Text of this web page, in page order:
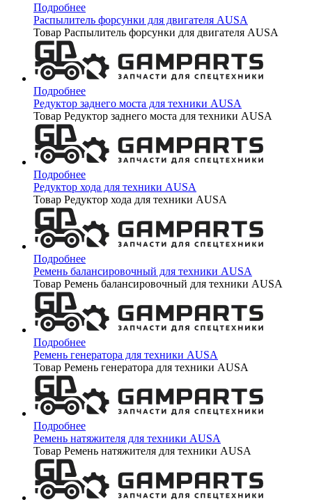
Подробнее
Распылитель форсунки для двигателя AUSA
Товар Распылитель форсунки для двигателя AUSA
Подробнее
Редуктор заднего моста для техники AUSA
Товар Редуктор заднего моста для техники AUSA
Подробнее
Редуктор хода для техники AUSA
Товар Редуктор хода для техники AUSA
Подробнее
Ремень балансировочный для техники AUSA
Товар Ремень балансировочный для техники AUSA
Подробнее
Ремень генератора для техники AUSA
Товар Ремень генератора для техники AUSA
Подробнее
Ремень натяжителя для техники AUSA
Товар Ремень натяжителя для техники AUSA